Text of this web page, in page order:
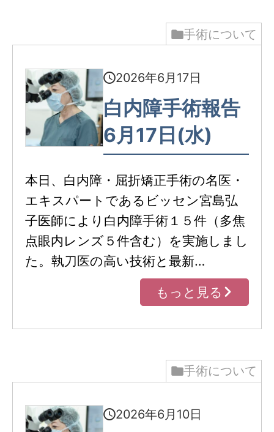
手術について
2026年6月17日
白内障手術報告
6月17日(水)
本日、白内障・屈折矯正手術の名医・
エキスパートであるビッセン宮島弘
子医師により白内障手術１５件（多焦
点眼内レンズ５件含む）を実施しまし
た。執刀医の高い技術と最新…
もっと見る
手術について
2026年6月10日